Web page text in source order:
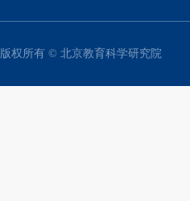
版权所有 © 北京教育科学研究院